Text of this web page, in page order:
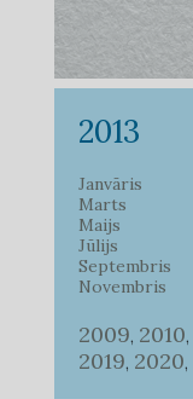
2013
Janvāris
Marts
Maijs
Jūlijs
Septembris
Novembris
2009, 2010,
2019, 2020,